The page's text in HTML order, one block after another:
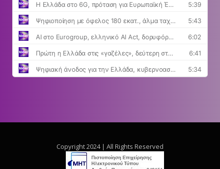
Copyright 2024 | All Rights Reserved